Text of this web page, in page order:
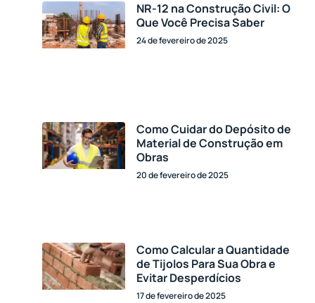
NR-12 na Construção Civil: O
Que Você Precisa Saber
24 de fevereiro de 2025
Como Cuidar do Depósito de
Material de Construção em
Obras
20 de fevereiro de 2025
Como Calcular a Quantidade
de Tijolos Para Sua Obra e
Evitar Desperdícios
17 de fevereiro de 2025